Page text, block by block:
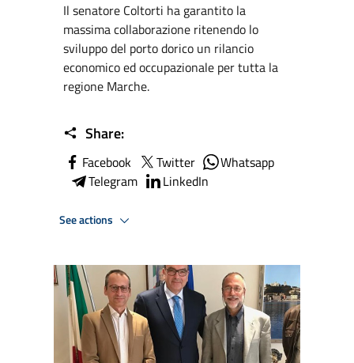
Il senatore Coltorti ha garantito la
massima collaborazione ritenendo lo
sviluppo del porto dorico un rilancio
economico ed occupazionale per tutta la
regione Marche.
Share:
Facebook Twitter
Whatsapp
Telegram
LinkedIn
See actions